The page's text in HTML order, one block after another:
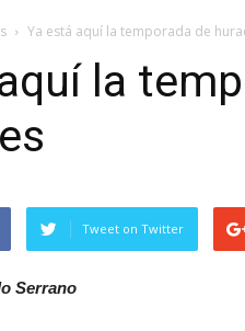
Ya está aquí la temporada de
la
Tweet on Twitter
Serrano